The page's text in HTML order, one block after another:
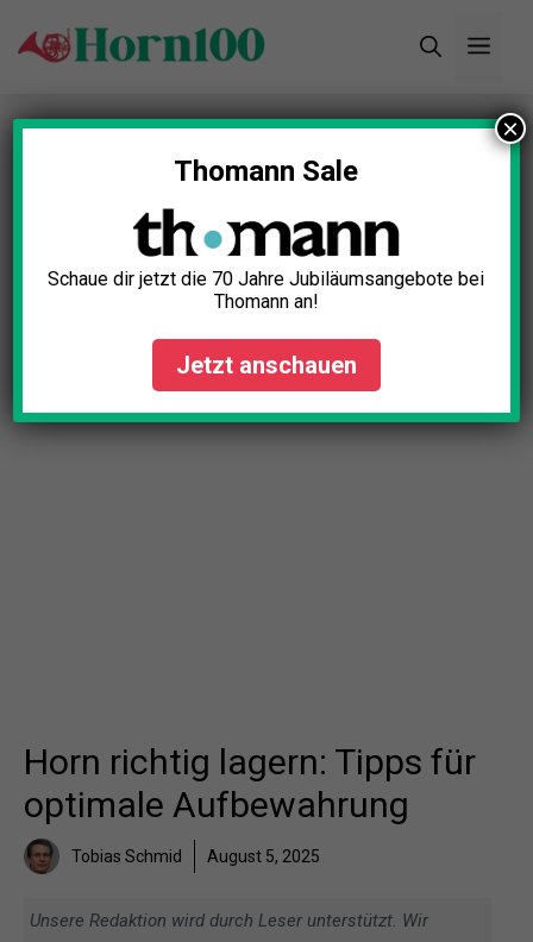
Inhalt
Startseite»Blog»Horn richtig lagern: Tipps für
optimale Aufbewahrung
Horn richtig lagern: Tipps für
optimale Aufbewahrung
Tobias Schmid August 5, 2025
Unsere Redaktion wird durch Leser unterstützt. Wir
Thomann Sale
Schaue dir jetzt die 70 Jahre Jubiläumsangebote bei
Thomann an!
Jetzt anschauen
×